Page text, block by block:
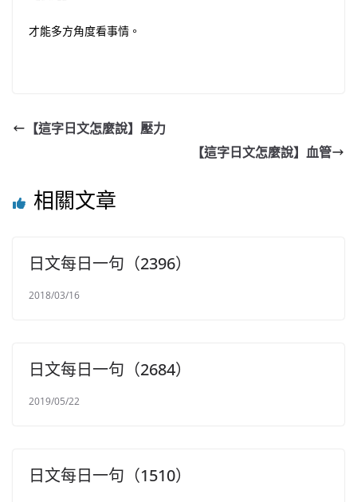
才能多方角度看事情。
【這字日文怎麼說】壓力
【這字日文怎麼說】血管
相關文章
日文每日一句（2396）
2018/03/16
日文每日一句（2684）
2019/05/22
日文每日一句（1510）